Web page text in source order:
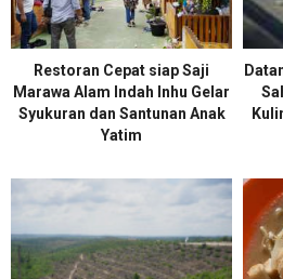
Restoran Cepat siap Saji
Marawa Alam Indah Inhu Gelar
Syukuran dan Santunan Anak
Yatim